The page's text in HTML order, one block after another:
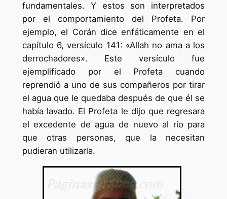
fundamentales. Y estos son interpretados
por el comportamiento del Profeta. Por
ejemplo, el Corán dice enfáticamente en el
capítulo 6, versículo 141: «Allah no ama a los
derrochadores». Este versículo fue
ejemplificado por el Profeta cuando
reprendió a uno de sus compañeros por tirar
el agua que le quedaba después de que él se
había lavado. El Profeta le dijo que regresara
el excedente de agua de nuevo al río para
que otras personas, que la necesitan
pudieran utilizarla.